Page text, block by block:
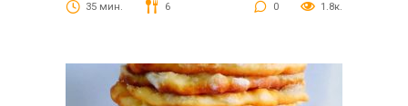
35 мин. 6 0 1.8к.